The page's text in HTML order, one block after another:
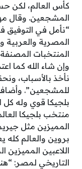
كأس العالم، لكن
“نأمل في التوفيق
المصرية
المنتخبات المصنفة
وإن شاء الله كما
نأخذ بالأسباب،
للمشجعين”.
بلجيكا قوي وله كل
منتخب بلجيكا
المميزين مثل
بروين والعالم
اللاعبين
التاريخي لمصر: